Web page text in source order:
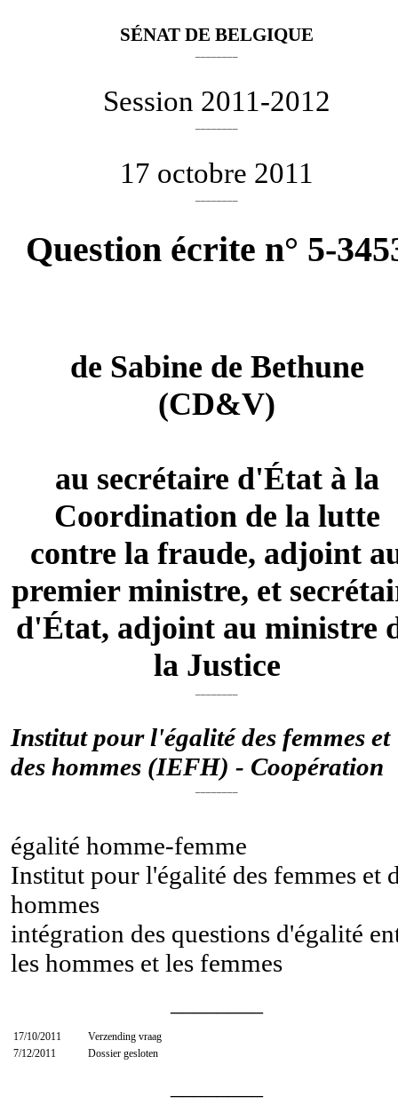
SÉNAT DE BELGIQUE
Session 2011-2012
17 octobre 2011
Question écrite n° 5-
de Sabine de Bethune
(CD&V)
au secrétaire d'État à la
Coordination de la lutte
contre la fraude, adjoint
premier ministre, et
d'État, adjoint au ministre
la Justice
Institut pour l'égalité des femmes et
des hommes (IEFH) - Coopération
égalité homme-femme
Institut pour l'égalité des femmes et
hommes
intégration des questions d'égalité
les hommes et les femmes
17/10/2011
Verzending vraag
7/12/2011
Dossier gesloten